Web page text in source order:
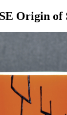
Origin of